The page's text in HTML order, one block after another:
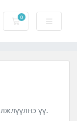
0
Сагс
үү.